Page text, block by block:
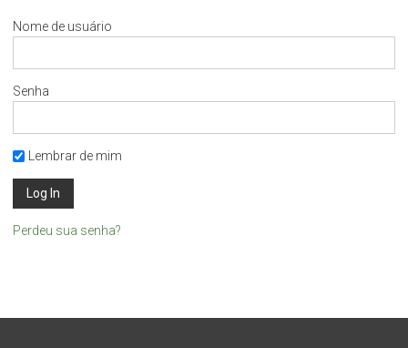
Nome de usuário
Senha
Lembrar de mim
Perdeu sua senha?